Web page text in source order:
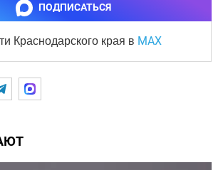
ПОДПИСАТЬСЯ
Краснодарского края в MAX